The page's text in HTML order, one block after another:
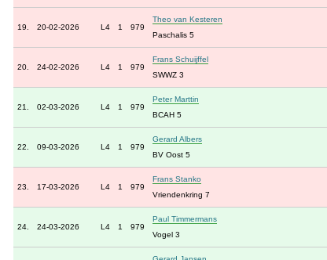
19. 20-02-2026 L4 1 979
Theo van Kesteren
Paschalis 5
20. 24-02-2026 L4 1 979
Frans Schuijffel
SWWZ 3
21. 02-03-2026 L4 1 979
Peter Marttin
BCAH 5
22. 09-03-2026 L4 1 979
Gerard Albers
BV Oost 5
23. 17-03-2026 L4 1 979
Frans Stanko
Vriendenkring 7
24. 24-03-2026 L4 1 979
Paul Timmermans
Vogel 3